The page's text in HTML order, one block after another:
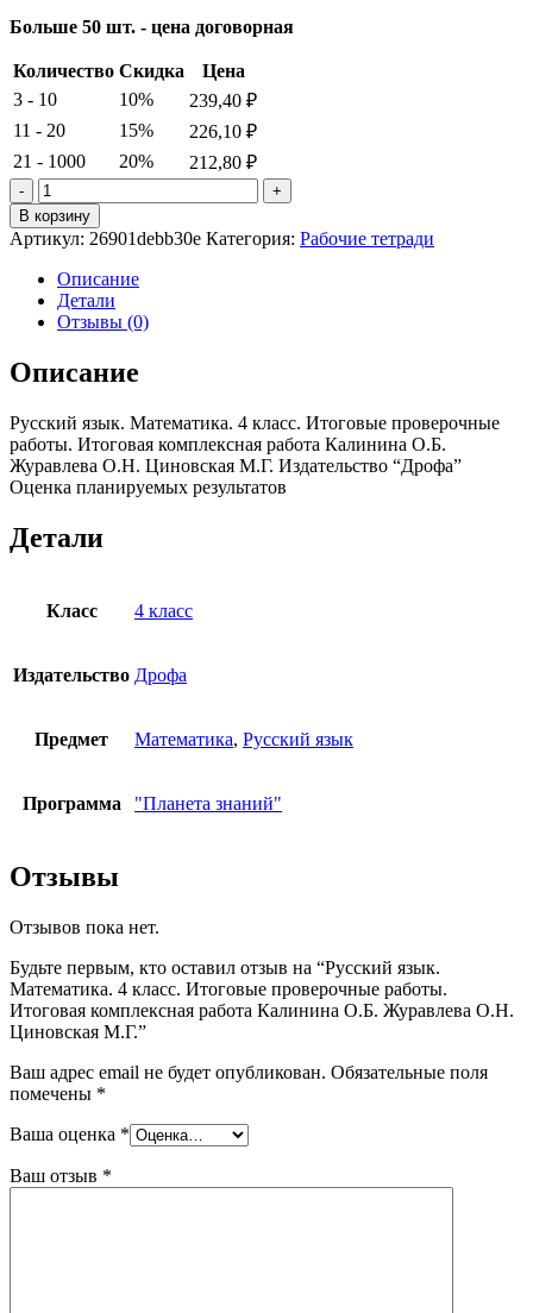
Больше 50 шт. - цена договорная
Количество Скидка
Цена
3 - 10
10% 239,40 ₽
11 - 20
15% 226,10 ₽
21 - 1000
20% 212,80 ₽
Количество
товара
Русский
язык.
Математика.
4
класс.
работы.
комплексная
работа
Калинина
О.Б.
О.Н.
Циновская
В корзину
Артикул: 26901debb30e Категория: Рабочие тетради
Описание
Детали
Отзывы (0)
Описание
Русский язык. Математика. 4 класс. Итоговые проверочные
работы. Итоговая комплексная работа Калинина О.Б.
Журавлева О.Н. Циновская М.Г. Издательство “Дрофа”
Оценка планируемых результатов
Детали
Класс 4 класс
Издательство Дрофа
Предмет Математика, Русский язык
Программа "Планета знаний"
Отзывы
Отзывов пока нет.
Будьте первым, кто оставил отзыв на “Русский язык.
Математика. 4 класс. Итоговые проверочные работы.
Итоговая комплексная работа Калинина О.Б. Журавлева О.Н.
Циновская М.Г.”
Ваш адрес email не будет опубликован. Обязательные поля
помечены *
Ваша оценка *
Ваш отзыв *